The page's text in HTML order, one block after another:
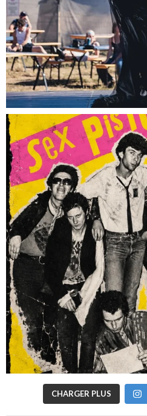
CHARGER PLUS